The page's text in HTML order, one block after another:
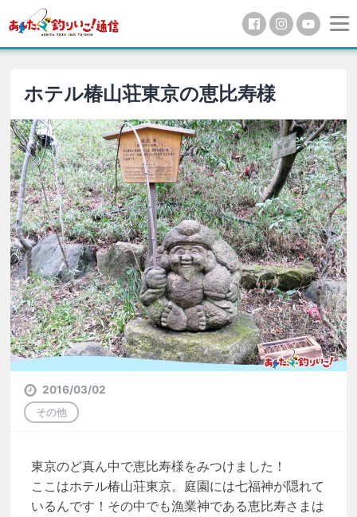
ホテル椿山荘東京の恵比寿様
2016/03/02
その他
東京のど真ん中で恵比寿様をみつけました！
ここはホテル椿山荘東京。庭園には七福神が隠れて
いるんです！その中でも漁業神である恵比寿さまは